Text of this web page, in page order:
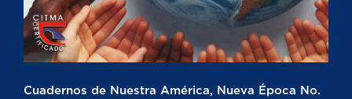
Cuadernos de Nuestra América, Nueva Época No.